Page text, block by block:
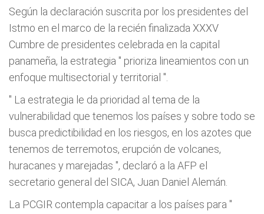
Según la declaración suscrita por los presidentes del
Istmo en el marco de la recién finalizada XXXV
Cumbre de presidentes celebrada en la capital
panameña, la estrategia " prioriza lineamientos con un
enfoque multisectorial y territorial ".
" La estrategia le da prioridad al tema de la
vulnerabilidad que tenemos los países y sobre todo se
busca predictibilidad en los riesgos, en los azotes que
tenemos de terremotos, erupción de volcanes,
huracanes y marejadas ", declaró a la AFP el
secretario general del SICA, Juan Daniel Alemán.
La PCGIR contempla capacitar a los países para "